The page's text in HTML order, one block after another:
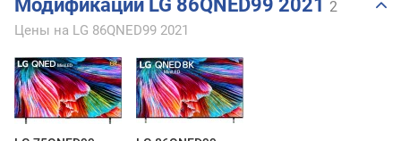
Модификации LG 86QNED99 2021 2
Цены на LG 86QNED99 2021